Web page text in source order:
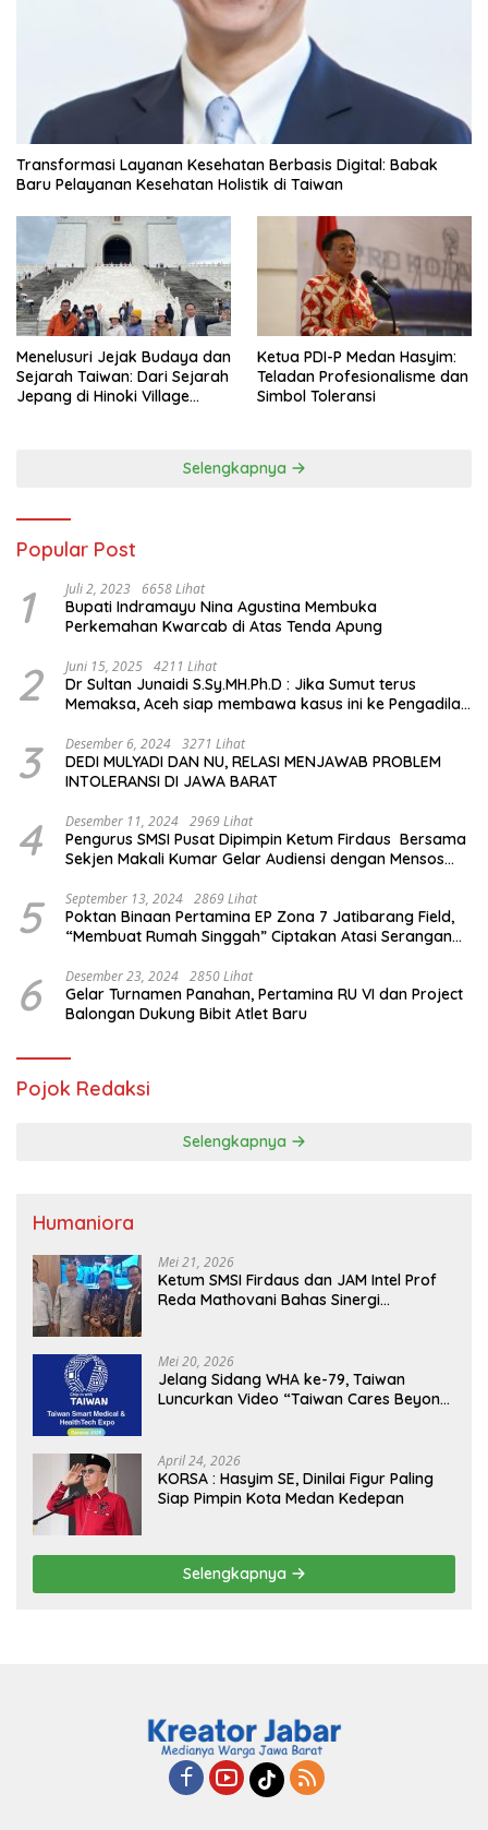
Transformasi Layanan Kesehatan Berbasis Digital: Babak
Baru Pelayanan Kesehatan Holistik di Taiwan
Menelusuri Jejak Budaya dan
Sejarah Taiwan: Dari Sejarah
Jepang di Hinoki Village
Ketua PDI-P Medan Hasyim:
Teladan Profesionalisme dan
Simbol Toleransi
Selengkapnya
Popular Post
1 Juli 2, 2023 6658 Lihat
Bupati Indramayu Nina Agustina Membuka
Perkemahan Kwarcab di Atas Tenda Apung
2 Juni 15, 2025 4211 Lihat
Dr Sultan Junaidi S.Sy.MH.Ph.D : Jika Sumut terus
Memaksa, Aceh siap membawa kasus ini ke Pengadilan
3 Desember 6, 2024 3271 Lihat
DEDI MULYADI DAN NU, RELASI MENJAWAB PROBLEM
INTOLERANSI DI JAWA BARAT
4 Desember 11, 2024 2969 Lihat
Pengurus SMSI Pusat Dipimpin Ketum Firdaus Bersama
Sekjen Makali Kumar Gelar Audiensi dengan Mensos
5 September 13, 2024 2869 Lihat
Poktan Binaan Pertamina EP Zona 7 Jatibarang Field,
“Membuat Rumah Singgah” Ciptakan Atasi Serangan
6 Desember 23, 2024 2850 Lihat
Gelar Turnamen Panahan, Pertamina RU VI dan Project
Balongan Dukung Bibit Atlet Baru
Pojok Redaksi
Selengkapnya
Humaniora
Mei 21, 2026
Ketum SMSI Firdaus dan JAM Intel Prof
Reda Mathovani Bahas Sinergi
MBG, Perkuat Pengawasan Program
Pemerintah
Mei 20, 2026
Jelang Sidang WHA ke-79, Taiwan
Luncurkan Video “Taiwan Cares Beyond
April 24, 2026
KORSA : Hasyim SE, Dinilai Figur Paling
Siap Pimpin Kota Medan Kedepan
Selengkapnya